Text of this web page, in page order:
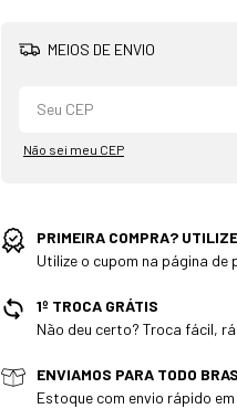
MEIOS DE ENVIO
Não sei meu CEP
PRIMEIRA COMPRA?
Utilize o cupom na página de
1º TROCA GRÁTIS
Não deu certo? Troca fácil,
ENVIAMOS PARA TODO
Estoque com envio rápido